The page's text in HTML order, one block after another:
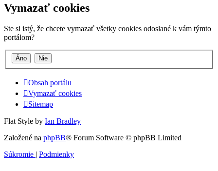
Vymazať cookies
Ste si istý, že chcete vymazať všetky cookies odoslané k vám týmto
portálom?
Obsah portálu
Vymazať cookies
Sitemap
Flat Style by Ian Bradley
Založené na phpBB® Forum Software © phpBB Limited
Súkromie | Podmienky